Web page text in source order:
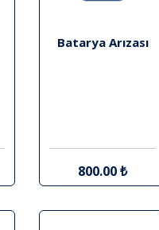
Batarya Arızası
800.00 ₺